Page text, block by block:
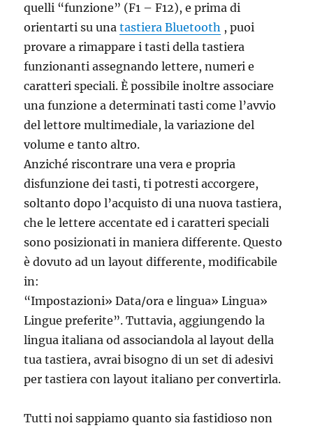
quelli “funzione” (F1 – F12), e prima di
orientarti su unatastiera Bluetooth , puoi
provare a rimappare i tasti della tastiera
funzionanti assegnando lettere, numeri e
caratteri speciali. È possibile inoltre associare
una funzione a determinati tasti come l’avvio
del lettore multimediale, la variazione del
volume e tanto altro.
Anziché riscontrare una vera e propria
disfunzione dei tasti, ti potresti accorgere,
soltanto dopo l’acquisto di una nuova tastiera,
che le lettere accentate ed i caratteri speciali
sono posizionati in maniera differente. Questo
è dovuto ad un layout differente, modificabile
in:
“Impostazioni» Data/ora e lingua» Lingua»
Lingue preferite”. Tuttavia, aggiungendo la
lingua italiana od associandola al layout della
tua tastiera, avrai bisogno di un set di adesivi
per tastiera con layout italiano per convertirla.
Tutti noi sappiamo quanto sia fastidioso non